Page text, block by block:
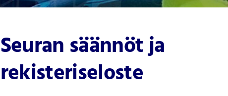
Seuran säännöt ja
rekisteriseloste